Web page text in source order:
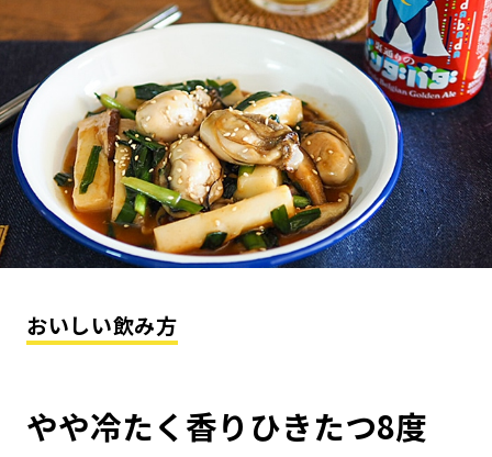
おいしい飲み方
やや冷たく香りひきたつ8度